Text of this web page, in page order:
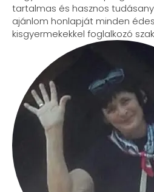
tartalmas és hasznos
ajánlom honlapját minden
kisgyermekekkel foglalkozó